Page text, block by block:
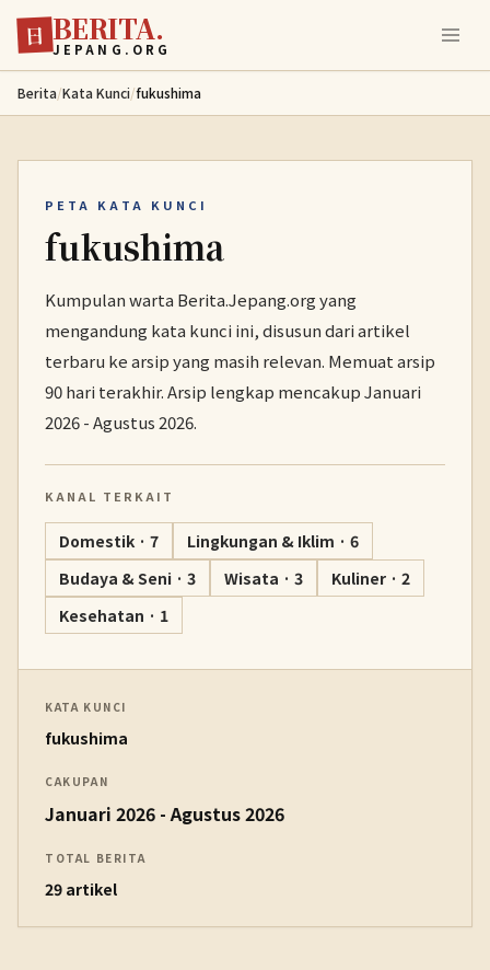
Lewati ke konten utama
日 BERITA.
JEPANG.ORG
Berita/Kata Kunci/fukushima
PETA KATA KUNCI
fukushima
Kumpulan warta Berita.Jepang.org yang
mengandung kata kunci ini, disusun dari artikel
terbaru ke arsip yang masih relevan. Memuat arsip
90 hari terakhir. Arsip lengkap mencakup Januari
2026 - Agustus 2026.
KANAL TERKAIT
Domestik · 7
Lingkungan & Iklim · 6
Budaya & Seni · 3
Wisata · 3
Kuliner · 2
Kesehatan · 1
KATA KUNCI
fukushima
CAKUPAN
Januari 2026 - Agustus 2026
TOTAL BERITA
29 artikel